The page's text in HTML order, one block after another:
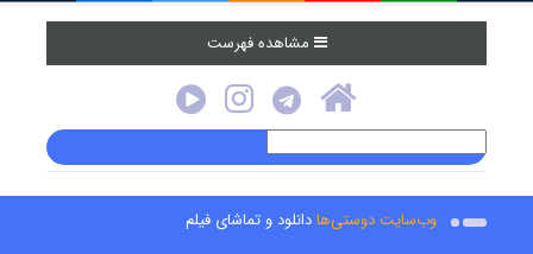
مشاهده فهرست
وب‌سایت دوستی‌هادانلود و تماشای فیلم